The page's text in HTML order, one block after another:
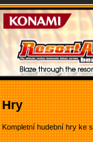
Hry
Kompletní hudební hry ke